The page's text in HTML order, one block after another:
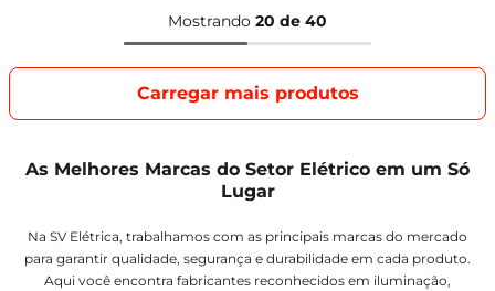
Mostrando 20 de 40
As Melhores Marcas do Setor Elétrico em um Só
Lugar
Na SV Elétrica, trabalhamos com as principais marcas do mercado
para garantir qualidade, segurança e durabilidade em cada produto.
Aqui você encontra fabricantes reconhecidos em iluminação,